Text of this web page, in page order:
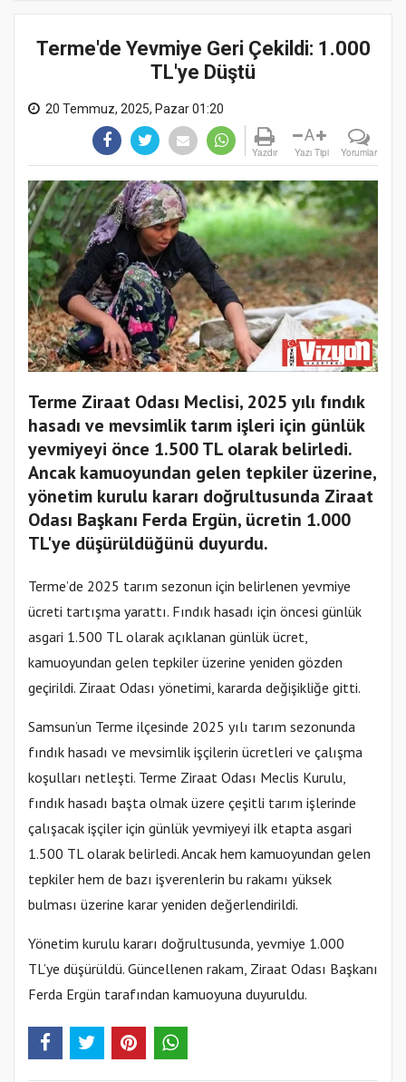
Terme'de Yevmiye Geri Çekildi: 1.000
TL'ye Düştü
20 Temmuz, 2025, Pazar 01:20
Yazdır
A
Yazı Tipi Yorumlar
Terme Ziraat Odası Meclisi, 2025 yılı fındık
hasadı ve mevsimlik tarım işleri için günlük
yevmiyeyi önce 1.500 TL olarak belirledi.
Ancak kamuoyundan gelen tepkiler üzerine,
yönetim kurulu kararı doğrultusunda Ziraat
Odası Başkanı Ferda Ergün, ücretin 1.000
TL'ye düşürüldüğünü duyurdu.
Terme’de 2025 tarım sezonun için belirlenen yevmiye
ücreti tartışma yarattı. Fındık hasadı için öncesi günlük
asgari 1.500 TL olarak açıklanan günlük ücret,
kamuoyundan gelen tepkiler üzerine yeniden gözden
geçirildi. Ziraat Odası yönetimi, kararda değişikliğe gitti.
Samsun’un Terme ilçesinde 2025 yılı tarım sezonunda
fındık hasadı ve mevsimlik işçilerin ücretleri ve çalışma
koşulları netleşti. Terme Ziraat Odası Meclis Kurulu,
fındık hasadı başta olmak üzere çeşitli tarım işlerinde
çalışacak işçiler için günlük yevmiyeyi ilk etapta asgari
1.500 TL olarak belirledi. Ancak hem kamuoyundan gelen
tepkiler hem de bazı işverenlerin bu rakamı yüksek
bulması üzerine karar yeniden değerlendirildi.
Yönetim kurulu kararı doğrultusunda, yevmiye 1.000
TL’ye düşürüldü. Güncellenen rakam, Ziraat Odası Başkanı
Ferda Ergün tarafından kamuoyuna duyuruldu.